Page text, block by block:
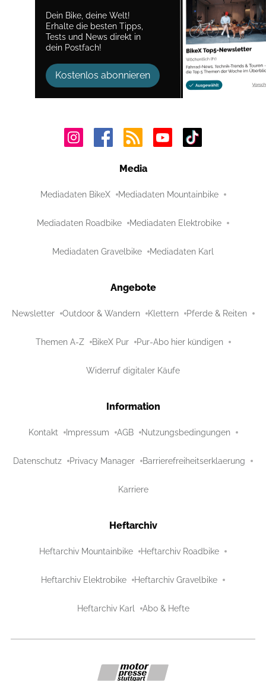
Dein Bike, deine Welt!
Erhalte die besten Tipps,
Tests und News direkt in
dein Postfach!
Kostenlos abonnieren
Media
Mediadaten BikeX Mediadaten Mountainbike
Mediadaten Roadbike Mediadaten Elektrobike
Mediadaten Gravelbike Mediadaten Karl
Angebote
Newsletter Outdoor & Wandern Klettern Pferde & Reiten
Themen A-Z BikeX Pur Pur-Abo hier kündigen
Widerruf digitaler Käufe
Information
Kontakt Impressum AGB Nutzungsbedingungen
Datenschutz Privacy Manager Barrierefreiheitserklaerung
Karriere
Heftarchiv
Heftarchiv Mountainbike Heftarchiv Roadbike
Heftarchiv Elektrobike Heftarchiv Gravelbike
Heftarchiv Karl Abo & Hefte